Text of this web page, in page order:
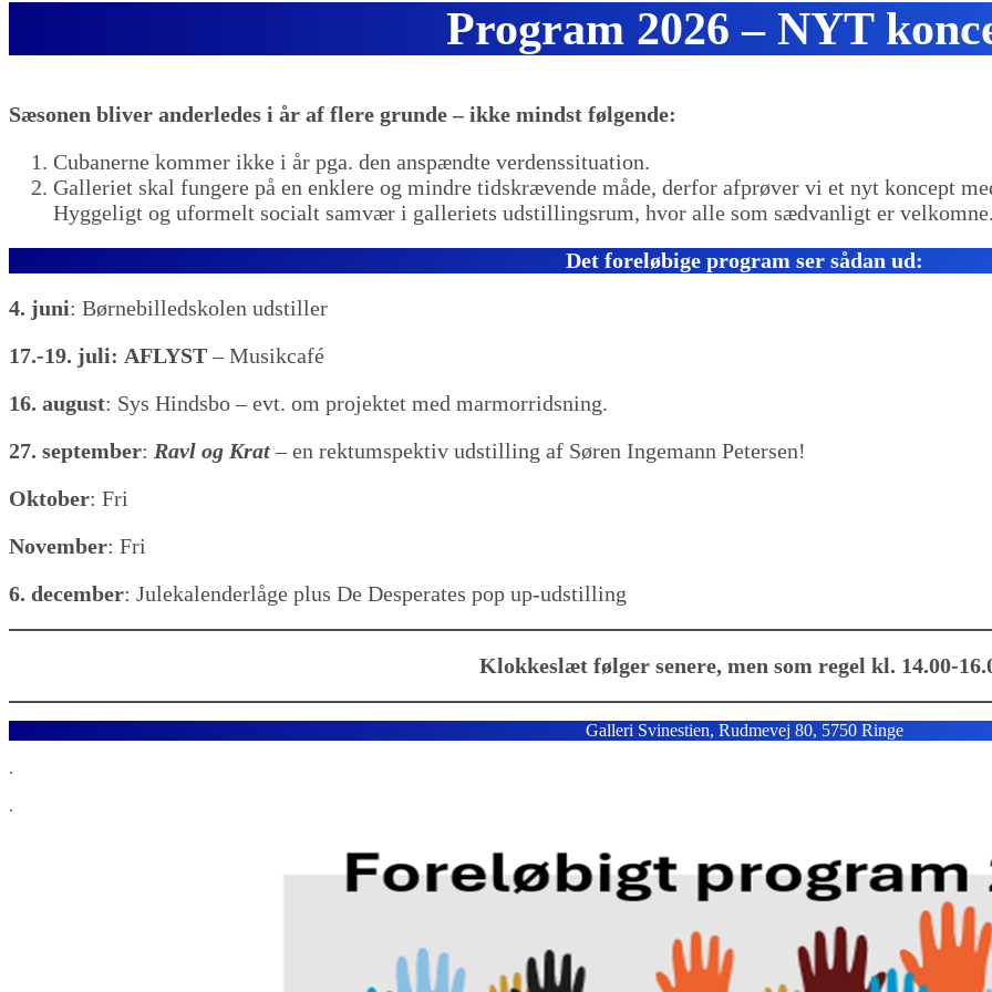
Program 2026 – NYT
Sæsonen bliver anderledes i år af flere grunde – ikke mindst følgende:
Cubanerne kommer ikke i år pga. den anspændte verdenssituation.
Galleriet skal fungere på en enklere og mindre tidskrævende måde, derfor afprøver vi et nyt koncept
Hyggeligt og uformelt socialt samvær i galleriets udstillingsrum, hvor alle som sædvanligt er
Det foreløbige program ser sådan ud:
4. juni: Børnebilledskolen udstiller
17.-19. juli: AFLYST– Musikcafé
16. august: Sys Hindsbo – evt. om projektet med marmorridsning.
27. september: Ravl og Krat– en rektumspektiv udstilling af Søren Ingemann Petersen!
Oktober: Fri
November: Fri
6. december: Julekalenderlåge plus De Desperates pop up-udstilling
Klokkeslæt følger senere, men som regel kl. 14.00-
Galleri Svinestien, Rudmevej 80, 5750 Ringe
.
.